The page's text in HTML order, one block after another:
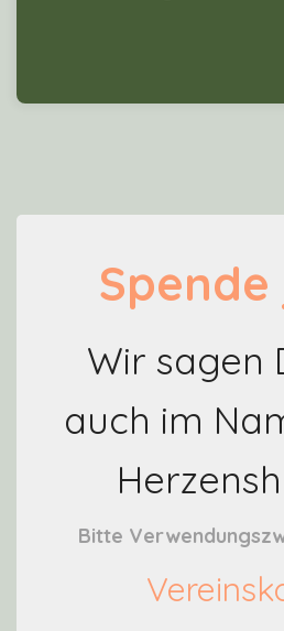
wo deine Spende gerade
Wir sagen
auch im
Bitte